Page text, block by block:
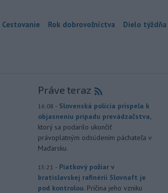
Cestovanie Rok dobrovoľníctva Dielo týždňa
Práve teraz
16:08 - Slovenská polícia prispela k
objasneniu prípadu prevádzačstva,
ktorý sa podarilo ukončiť
právoplatným odsúdením páchateľa v
Maďarsku.
15:21 - Piatkový požiar v
bratislavskej rafinérii Slovnaft je
pod kontrolou. Príčina jeho vzniku